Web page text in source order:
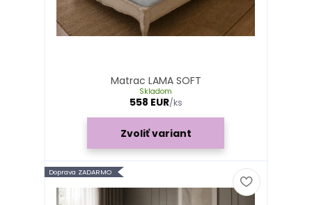
Matrac LAMA SOFT
558 EUR/ks
Skladom
Zvoliť variant
Doprava ZADARMO